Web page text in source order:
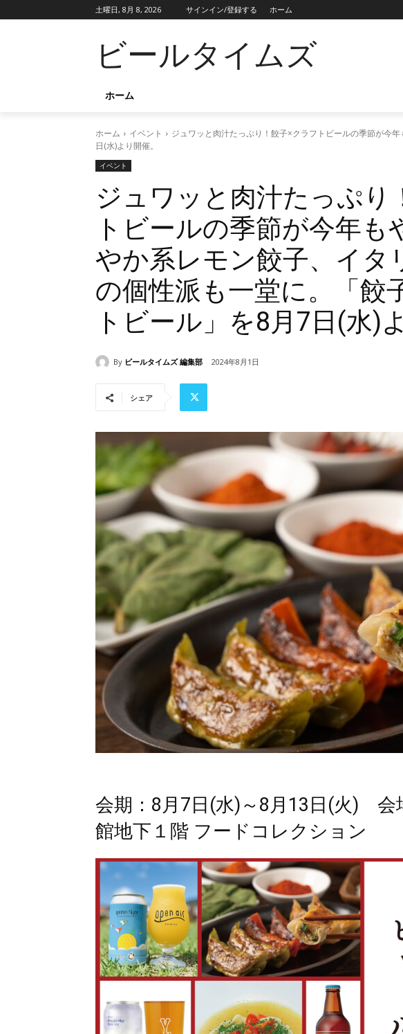
土曜日, 8月 8, 2026 サインイン/登録する ホーム
ビールタイムズ
ホーム
ホーム イベント
ジュワッと肉汁たっぷり！餃子×クラフトビールの季節が今
日(水)より開催。
イベント
ジュワッと肉汁たっぷり
トビールの季節が今年も
やか系レモン餃子、イタ
の個性派も一堂に。「餃
トビール​」を8月7日(水)
By ビールタイムズ 編集部 2024年8月1日
シェア
会期：8月7日(水)～8月13日(火) 会
館地下１階 フードコレクション